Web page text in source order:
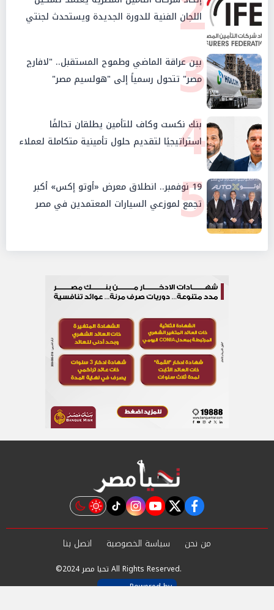
اللجان الفنية للدورة الجديدة ويستحدث لجنتي
الأمن السيبراني والإستثمار والإدخار
3
بين عراقة الماضي وطموح المستقبل.. "لافارچ
مصر" تتحول رسمياً إلى "هولسيم مصر"
4
بنك نكست وكاف للتأمين يطلقان تحالفًا
استراتيجيًا لتقديم حلول تأمينية متكاملة لعملاء
البنك
519 نوفمبر.. انطلاق معرض «أوتو إكس» أكبر
تجمع لموزعي السيارات المعتمدين في مصر
facebook
twitter
youtube
instagram
tiktok
من نحن سياسة الخصوصية اتصل بنا
©2024 تحيا مصر All Rights Reserved.
Powered by